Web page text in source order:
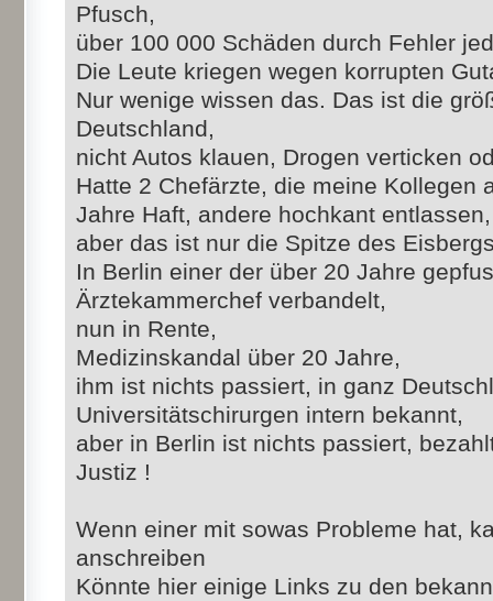
Pfusch,
über 100 000 Schäden durch Fehler
Die Leute kriegen wegen korrupten
Nur wenige wissen das. Das ist die
Deutschland,
nicht Autos klauen, Drogen verticken
Hatte 2 Chefärzte, die meine Kollegen
Jahre Haft, andere hochkant entlassen,
aber das ist nur die Spitze des
In Berlin einer der über 20 Jahre
Ärztekammerchef verbandelt,
nun in Rente,
Medizinskandal über 20 Jahre,
ihm ist nichts passiert, in ganz
Universitätschirurgen intern bekannt,
aber in Berlin ist nichts passiert,
Justiz !
Wenn einer mit sowas Probleme hat,
anschreiben
Könnte hier einige Links zu den